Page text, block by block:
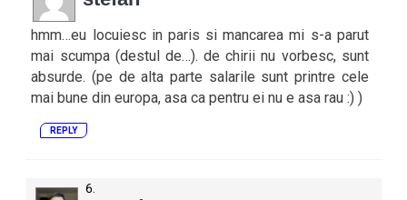
hmm…eu locuiesc in paris si mancarea mi s-a parut
mai scumpa (destul de…). de chirii nu vorbesc, sunt
absurde. (pe de alta parte salarile sunt printre cele
mai bune din europa, asa ca pentru ei nu e asa rau :) )
REPLY